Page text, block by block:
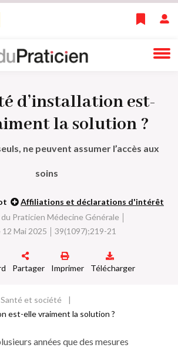
d’installation est-
la solution ?
ne peuvent assumer l’accès aux
soins
Affiliations et déclarations d'intérêt
du Praticien Médecine Générale
12 Mai 2025
39(1097);219-21
Partager Imprimer Télécharger
Santé et société
est-elle vraiment la solution ?
années que des mesures